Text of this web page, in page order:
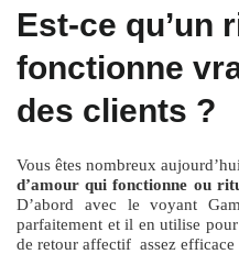
Est-ce qu’un
fonctionne
des clients ?
Vous êtes nombreux
d’amour qui fonctionne ou
D’abord avec le voyant
parfaitement et il en utilise
de retour affectif assez efficace